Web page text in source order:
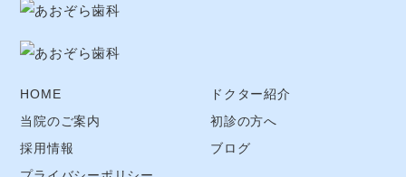
HOME
ドクター紹介
当院のご案内
初診の方へ
採用情報
ブログ